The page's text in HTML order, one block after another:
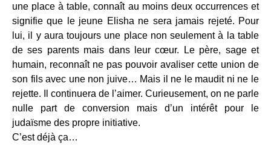
une place à table, connaît au moins deux occurrences et
signifie que le jeune Elisha ne sera jamais rejeté. Pour
lui, il y aura toujours une place non seulement à la table
de ses parents mais dans leur cœur. Le père, sage et
humain, reconnaît ne pas pouvoir avaliser cette union de
son fils avec une non juive… Mais il ne le maudit ni ne le
rejette. Il continuera de l’aimer. Curieusement, on ne parle
nulle part de conversion mais d’un intérêt pour le
judaïsme des propre initiative.
C’est déjà ça…